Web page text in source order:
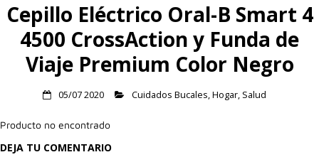
Inicio
Alimentación
Hogar
Cepillo Eléctrico Oral-B Smart 4
4500 CrossAction y Funda de
Viaje Premium Color Negro
05/07 2020 Cuidados Bucales,Hogar, Salud
Producto no encontrado
DEJA TU COMENTARIO